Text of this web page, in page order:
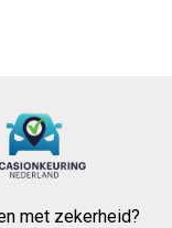
met zekerheid?